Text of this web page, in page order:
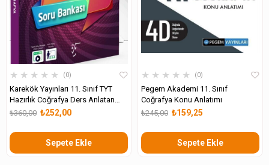
★ ★ ★ ★ ★ 0
Karekök Yayınları 11. Sınıf TYT
Hazırlık Coğrafya Ders Anlatan
Soru Bankası₺252,00
₺360,00
Sepete Ekle
★ ★ ★ ★ ★ 0
Pegem Akademi 11. Sınıf
Coğrafya Konu Anlatımı
₺159,25
₺245,00
Sepete Ekle